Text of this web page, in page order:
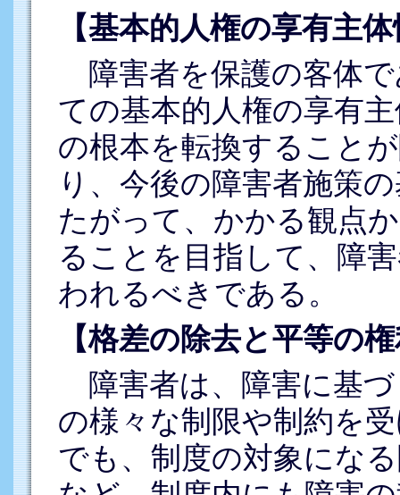
【基本的人権の享有主
障害者を保護の客体
ての基本的人権の享有
の根本を転換すること
り、今後の障害者施策
たがって、かかる観点
ることを目指して、障
われるべきである。
【格差の除去と平等の
障害者は、障害に基づ
の様々な制限や制約を
でも、制度の対象にな